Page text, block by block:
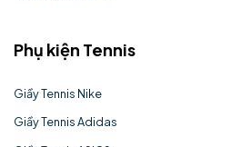
Phụ kiện Tennis
Giầy Tennis Nike
Giầy Tennis Adidas